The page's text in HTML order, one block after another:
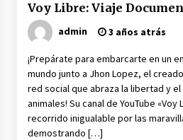
3 años atrás
3 años atrás
Gwoaw: La Primera
3 años atrás
Voy Libre: Viaje
admin 3 años atrás
¡Prepárate para embarcarte en un
mundo junto a Jhon Lopez, el
red social que abraza la libertad y
animales! Su canal de YouTube «Voy
recorrido inigualable por las
demostrando […]